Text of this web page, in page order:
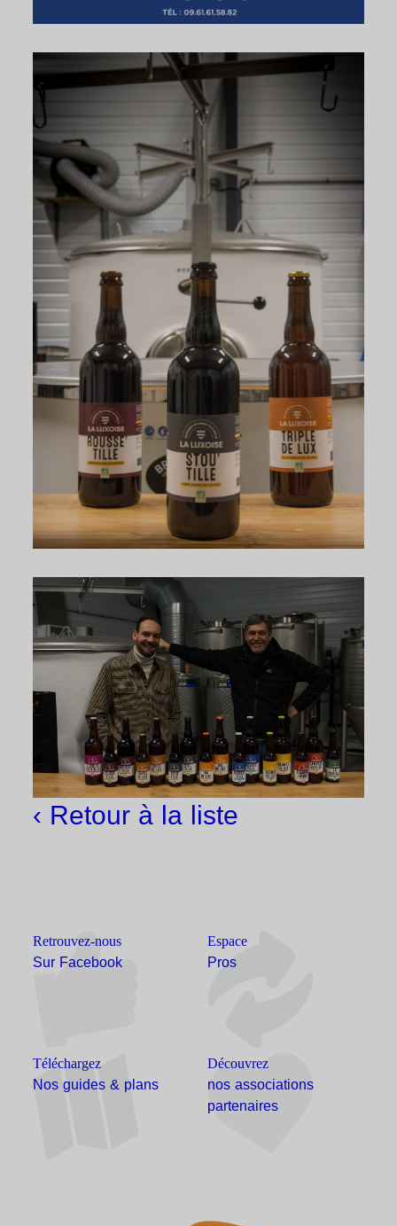
‹ Retour à la liste
Retrouvez-nous
Sur Facebook
Espace
Pros
Téléchargez
Nos guides & plans
Découvrez
nos associations
partenaires